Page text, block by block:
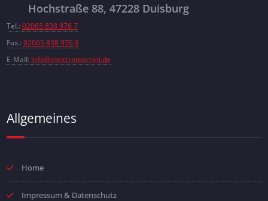
Hochstraße 88, 47228 Duisburg
Tel.: 02065 838 976 7
Fax.: 02065 838 976 8
E-Mail: info@elektromartini.de
Allgemeines
Home
Impressum & Datenschutz